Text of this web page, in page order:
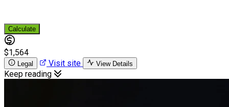
Calculate
$1,564
Legal Visit site View Details
Keep reading